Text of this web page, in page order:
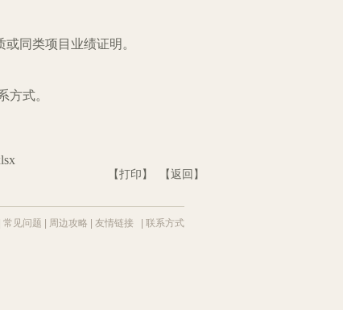
同类项目业绩证明。
方式。
【打印】 【返回】
常见问题 周边攻略 友情链接 联系方式